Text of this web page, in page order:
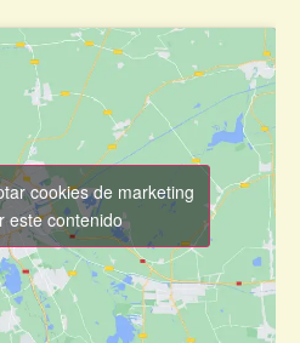
cookies de marketing
este contenido